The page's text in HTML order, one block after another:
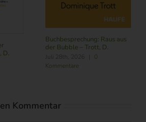
D.
Buchbesprechung: Raus aus
der Bubble – Trott, D.
Juli 28th, 2026
0
Kommentare
Kommentar